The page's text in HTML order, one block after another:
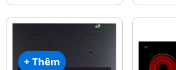
+ Thêm